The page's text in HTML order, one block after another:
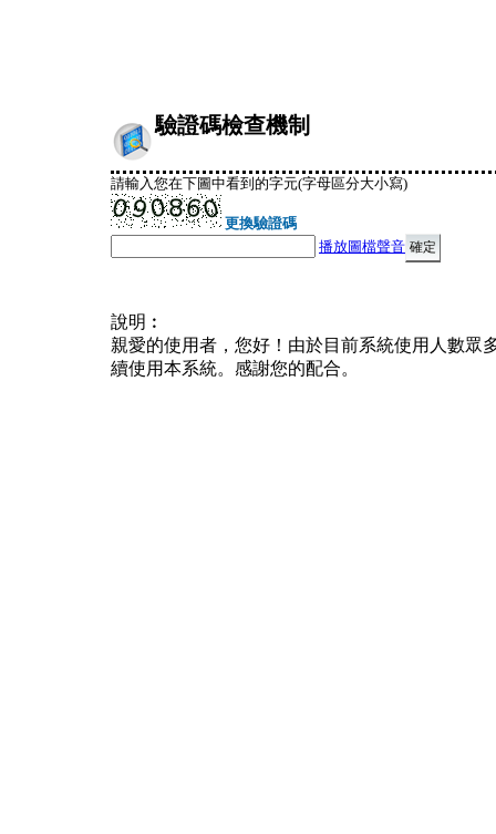
驗證碼檢查機制
請輸入您在下圖中看到的字元(字母區分大小寫)
更換驗證碼
播放圖檔聲音
說明︰
親愛的使用者，您好！由於目前系統使用人數眾
續使用本系統。感謝您的配合。